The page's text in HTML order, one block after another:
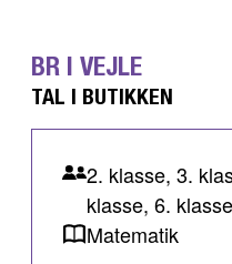
BR I VEJLE
TAL I BUTIKKEN
2. klasse, 3.
klasse, 6. klasse
Matematik